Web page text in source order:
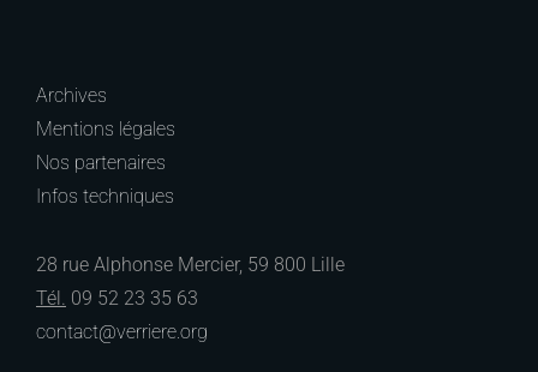
Archives
Mentions légales
Nos partenaires
Infos techniques
28 rue Alphonse Mercier, 59 800 Lille
Tél. 09 52 23 35 63
contact@verriere.org